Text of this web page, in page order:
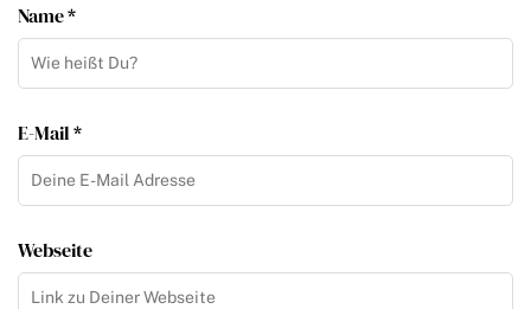
Name *
E-Mail *
Webseite